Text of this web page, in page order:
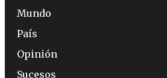
Mundo
País
Opinión
Sucesos